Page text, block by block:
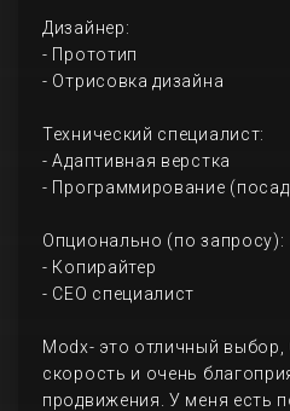
Дизайнер:
- Прототип
- Отрисовка дизайна
Технический специалист:
- Адаптивная верстка
- Программирование
Опционально (по запросу):
- Копирайтер
- СЕО специалист
Modx- это отличный
скорость и очень
продвижения. У меня есть